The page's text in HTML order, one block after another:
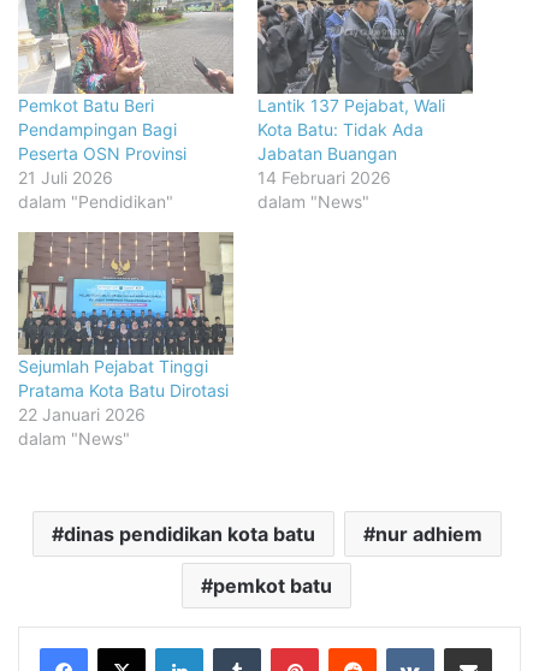
Pemkot Batu Beri
Pendampingan Bagi
Peserta OSN Provinsi
21 Juli 2026
dalam "Pendidikan"
Lantik 137 Pejabat, Wali
Kota Batu: Tidak Ada
Jabatan Buangan
14 Februari 2026
dalam "News"
Sejumlah Pejabat Tinggi
Pratama Kota Batu Dirotasi
22 Januari 2026
dalam "News"
dinas pendidikan kota batu nur adhiem
pemkot batu
LinkedInTumblr PinterestReddit VKontakteShare via Email